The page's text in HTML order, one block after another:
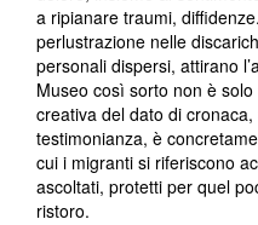
a ripianare traumi,
perlustrazione nelle
personali dispersi, attirano
Museo così sorto non è
creativa del dato di
testimonianza, è
cui i migranti si riferiscono
ascoltati, protetti per quel
ristoro.